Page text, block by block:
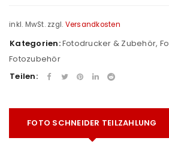
inkl. MwSt. zzgl. Versandkosten
Kategorien:Fotodrucker & Zubehör,
Fotozubehör
Teilen:
FOTO SCHNEIDER TEILZAHLUNG